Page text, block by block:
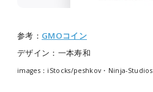
参考： GMOコイン
デザイン：一本寿和
images：iStocks/peshkov・Ninja-Studios